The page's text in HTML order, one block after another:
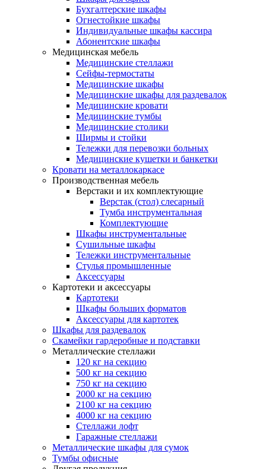
Бухгалтерские шкафы
Огнестойкие шкафы
Индивидуальные шкафы кассира
Абонентские шкафы
Медицинская мебель
Медицинские стеллажи
Сейфы-термостаты
Медицинские шкафы
Медицинские шкафы для раздевалок
Медицинские кровати
Медицинские тумбы
Медицинские столики
Ширмы и стойки
Тележки для перевозки больных
Медицинские кушетки и банкетки
Кровати на металлокаркасе
Производственная мебель
Верстаки и их комплектующие
Верстак (стол) слесарный
Тумба инструментальная
Комплектующие
Шкафы инструментальные
Сушильные шкафы
Тележки инструментальные
Стулья промышленные
Аксессуары
Картотеки и аксессуары
Картотеки
Шкафы больших форматов
Аксессуары для картотек
Шкафы для раздевалок
Скамейки гардеробные и подставки
Металлические стеллажи
120 кг на секцию
500 кг на секцию
750 кг на секцию
2000 кг на секцию
2100 кг на секцию
4000 кг на секцию
Стеллажи лофт
Гаражные стеллажи
Металлические шкафы для сумок
Тумбы офисные